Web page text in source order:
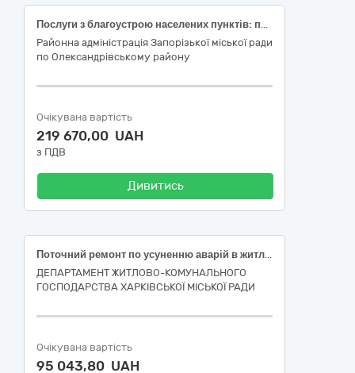
Послуги з благоустрою населених пунктів: поточний ремонт малих архітектурних форм (лав, урн)
Районна адміністрація Запорізької міської ради
по Олександрівському району
Очікувана вартість
219 670,00 UAH
з ПДВ
Дивитись
Поточний ремонт по усуненню аварій в житловому фонді багатоквартирного будинку за адресою: вулиця Соборності України, 228, місто Харків (код ДК 021:2015-45440000-3 Фарбування та скління)
ДЕПАРТАМЕНТ ЖИТЛОВО-КОМУНАЛЬНОГО
ГОСПОДАРСТВА ХАРКІВСЬКОЇ МІСЬКОЇ РАДИ
Очікувана вартість
95 043,80 UAH